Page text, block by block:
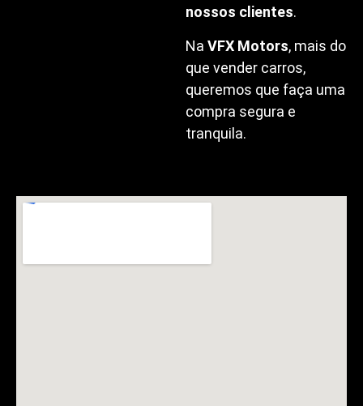
nossos clientes.
NaVFX Motors, mais do
que vender carros,
queremos que faça uma
compra segura e
tranquila.